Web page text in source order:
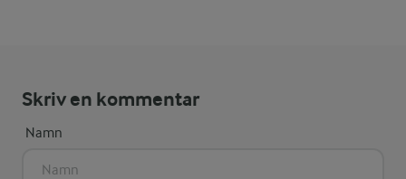
Skriv en kommentar
Namn